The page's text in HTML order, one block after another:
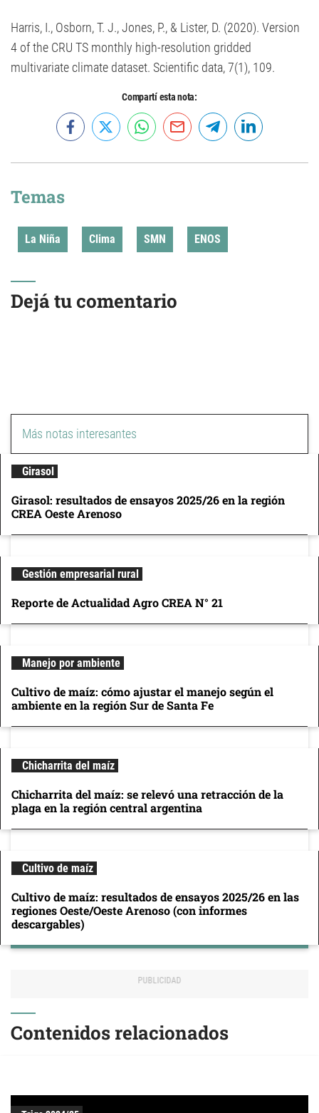
Harris, I., Osborn, T. J., Jones, P., & Lister, D. (2020). Version
4 of the CRU TS monthly high-resolution gridded
multivariate climate dataset. Scientific data, 7(1), 109.
Compartí esta nota:
Temas
La Niña Clima SMN ENOS
Dejá tu comentario
Más notas interesantes
Girasol
Girasol: resultados de ensayos 2025/26 en la región
CREA Oeste Arenoso
Gestión empresarial rural
Reporte de Actualidad Agro CREA N° 21
Manejo por ambiente
Cultivo de maíz: cómo ajustar el manejo según el
ambiente en la región Sur de Santa Fe
Chicharrita del maíz
Chicharrita del maíz: se relevó una retracción de la
plaga en la región central argentina
Cultivo de maíz
Cultivo de maíz: resultados de ensayos 2025/26 en las
regiones Oeste/Oeste Arenoso (con informes
descargables)
Contenidos relacionados